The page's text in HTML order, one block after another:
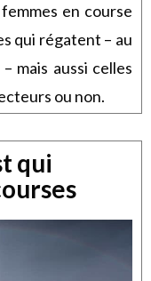
en course
qui régatent – au
mais aussi celles
ou non.
qui